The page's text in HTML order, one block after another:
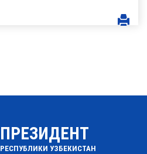
ПРЕЗИДЕНТ
РЕСПУБЛИКИ УЗБЕКИСТАН